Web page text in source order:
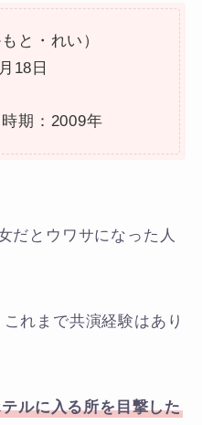
と・れい）
18日
期：2009年
だとウワサになった人
れまで共演経験はあり
ルに入る所を目撃した